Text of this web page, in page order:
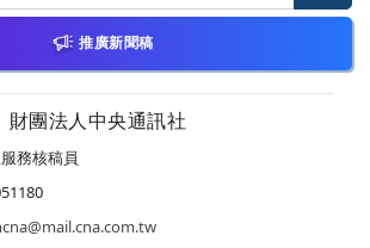
推廣新聞稿
財團法人中央通訊社
務核稿員